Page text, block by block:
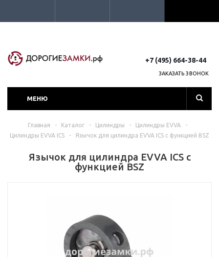
+7 (495) 664-38-44
ЗАКАЗАТЬ ЗВОНОК
МЕНЮ
Главная - Каталог - Цилиндры - Цилиндры EVVA
-
Цилиндры EVVA ICS
- Язычок для цилиндра EVVA ICS с функцией BSZ
Язычок для цилиндра EVVA ICS с
функцией BSZ